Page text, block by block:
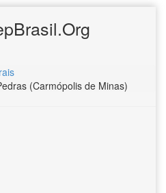
(Carmópolis de Minas)